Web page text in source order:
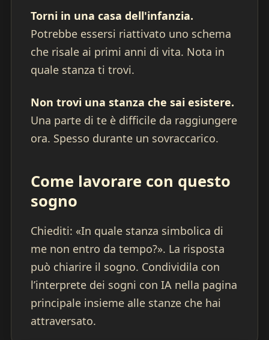
Torni in una casa dell'infanzia.
Potrebbe essersi riattivato uno schema
che risale ai primi anni di vita. Nota in
quale stanza ti trovi.
Non trovi una stanza che sai esistere.
Una parte di te è difficile da raggiungere
ora. Spesso durante un sovraccarico.
Come lavorare con questo
sogno
Chiediti: «In quale stanza simbolica di
me non entro da tempo?». La risposta
può chiarire il sogno. Condividila con
l’interprete dei sogni con IA nella pagina
principale insieme alle stanze che hai
attraversato.